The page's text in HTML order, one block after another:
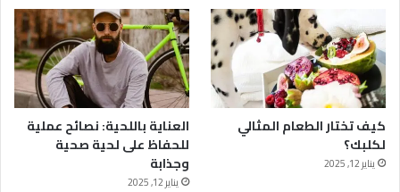
كيف تختار الطعام المثالي
لكلبك؟
يناير 12, 2025
العناية باللحية: نصائح عملية
للحفاظ على لحية صحية
وجذابة
يناير 12, 2025